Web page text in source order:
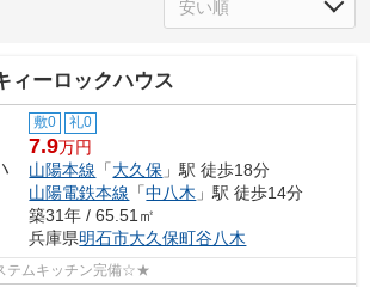
ィーロックハウス
敷0 礼0
7.9万円
山陽本線 「大久保 」駅 徒歩18分
山陽電鉄本線 「中八木 」駅 徒歩14分
築31年 / 65.51㎡
兵庫県明石市大久保町谷八木
テムキッチン完備☆★